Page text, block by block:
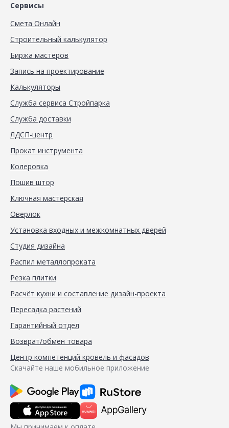
Сервисы
Смета Онлайн
Строительный калькулятор
Биржа мастеров
Запись на проектирование
Калькуляторы
Служба сервиса Стройпарка
Служба доставки
ЛДСП-центр
Прокат инструмента
Колеровка
Пошив штор
Ключная мастерская
Оверлок
Установка входных и межкомнатных дверей
Студия дизайна
Распил металлопроката
Резка плитки
Расчёт кухни и составление дизайн-проекта
Пересадка растений
Гарантийный отдел
Возврат/обмен товара
Центр компетенций кровель и фасадов
Скачайте наше мобильное приложение